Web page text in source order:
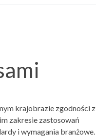
krajobrazie zgodności z
zakresie zastosowań
i wymagania branżowe.